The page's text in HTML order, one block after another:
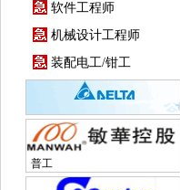
软件工程师
机械设计工程师
装配电工/钳工
普工